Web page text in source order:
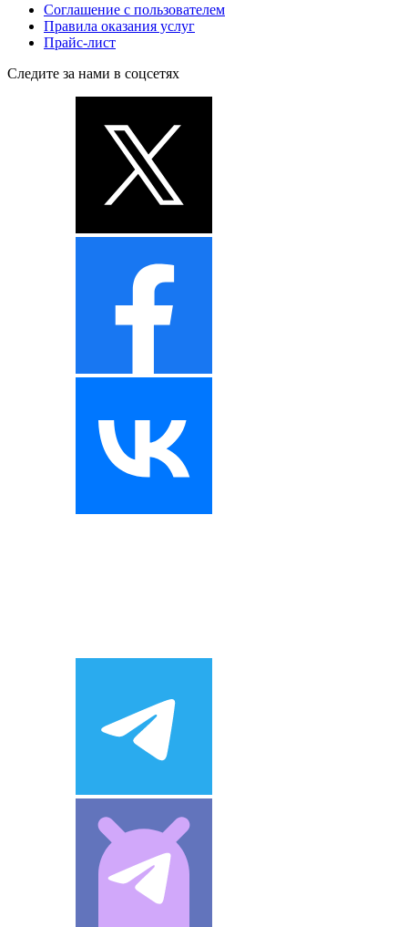
Соглашение с пользователем
Правила оказания услуг
Прайс-лист
Следите за нами в соцсетях